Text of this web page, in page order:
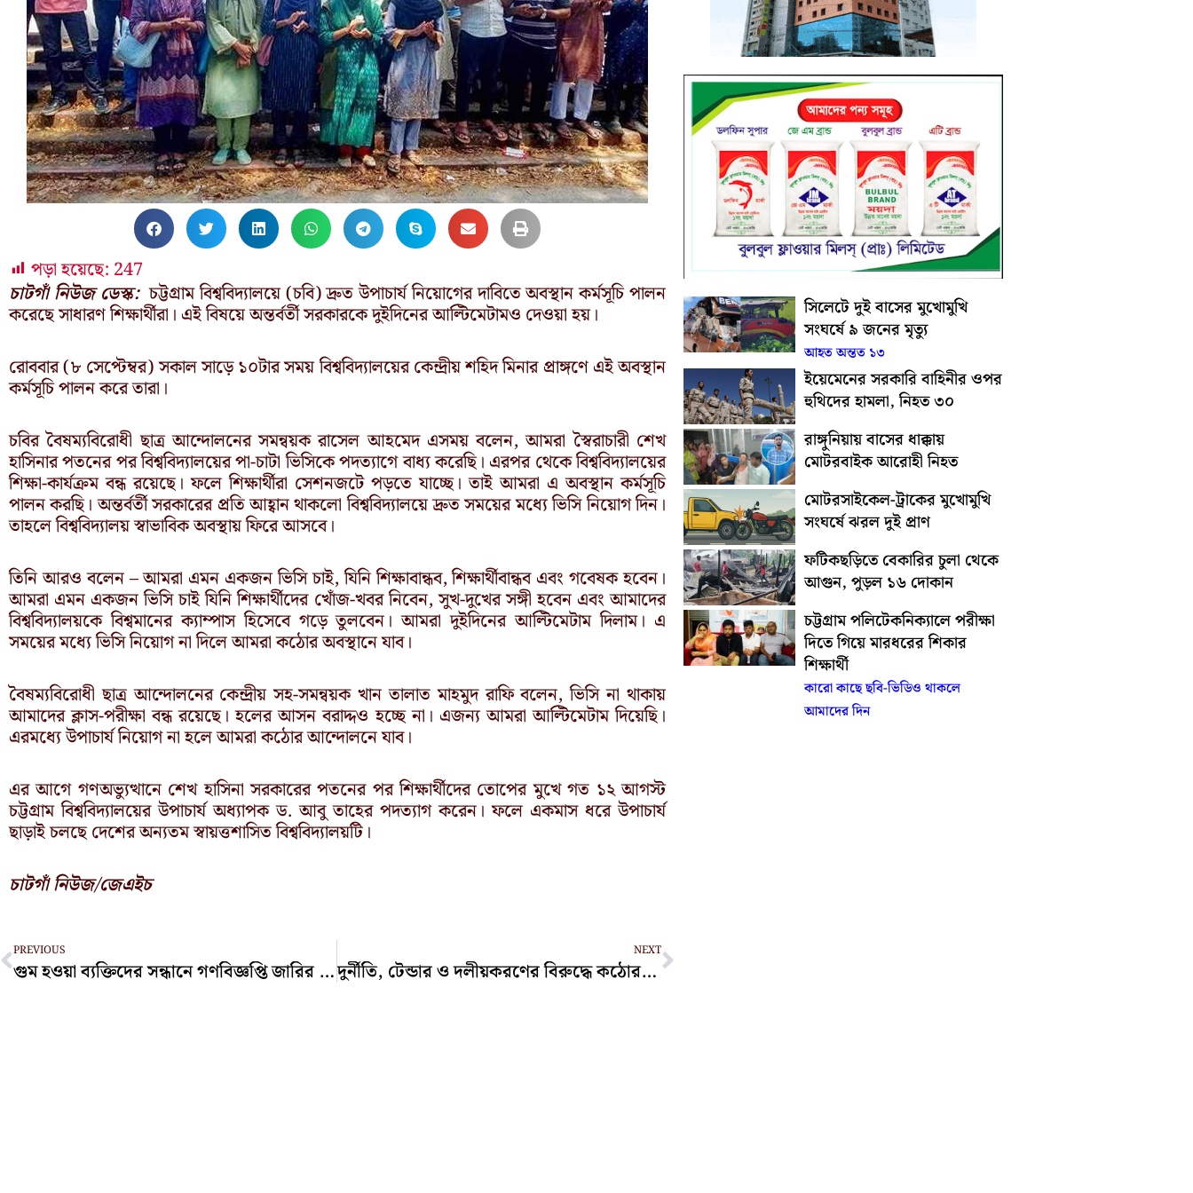
পড়া হয়েছে: 247
চাটগাঁ নিউজ ডেস্ক:চট্টগ্রাম বিশ্ববিদ্যালয়ে (চবি) দ্রুত উপাচার্য নিয়োগের দাবিতে অবস্থান কর্মসূচি পালন
করেছে সাধারণ শিক্ষার্থীরা। এই বিষয়ে অন্তর্বর্তী সরকারকে দুইদিনের আল্টিমেটামও দেওয়া হয়।
রোববার (৮ সেপ্টেম্বর) সকাল সাড়ে ১০টার সময় বিশ্ববিদ্যালয়ের কেন্দ্রীয় শহিদ মিনার প্রাঙ্গণে এই অবস্থান
কর্মসূচি পালন করে তারা।
চবির বৈষম্যবিরোধী ছাত্র আন্দোলনের সমন্বয়ক রাসেল আহমেদ এসময় বলেন, আমরা স্বৈরাচারী শেখ
হাসিনার পতনের পর বিশ্ববিদ্যালয়ের পা-চাটা ভিসিকে পদত্যাগে বাধ্য করেছি। এরপর থেকে বিশ্ববিদ্যালয়ের
শিক্ষা-কার্যক্রম বন্ধ রয়েছে। ফলে শিক্ষার্থীরা সেশনজটে পড়তে যাচ্ছে। তাই আমরা এ অবস্থান কর্মসূচি
পালন করছি। অন্তর্বর্তী সরকারের প্রতি আহ্বান থাকলো বিশ্ববিদ্যালয়ে দ্রুত সময়ের মধ্যে ভিসি নিয়োগ দিন।
তাহলে বিশ্ববিদ্যালয় স্বাভাবিক অবস্থায় ফিরে আসবে।
তিনি আরও বলেন – আমরা এমন একজন ভিসি চাই, যিনি শিক্ষাবান্ধব, শিক্ষার্থীবান্ধব এবং গবেষক হবেন।
আমরা এমন একজন ভিসি চাই যিনি শিক্ষার্থীদের খোঁজ-খবর নিবেন, সুখ-দুখের সঙ্গী হবেন এবং আমাদের
বিশ্ববিদ্যালয়কে বিশ্বমানের ক্যাম্পাস হিসেবে গড়ে তুলবেন। আমরা দুইদিনের আল্টিমেটাম দিলাম। এ
সময়ের মধ্যে ভিসি নিয়োগ না দিলে আমরা কঠোর অবস্থানে যাব।
বৈষম্যবিরোধী ছাত্র আন্দোলনের কেন্দ্রীয় সহ-সমন্বয়ক খান তালাত মাহমুদ রাফি বলেন, ভিসি না থাকায়
আমাদের ক্লাস-পরীক্ষা বন্ধ রয়েছে। হলের আসন বরাদ্দও হচ্ছে না। এজন্য আমরা আল্টিমেটাম দিয়েছি।
এরমধ্যে উপাচার্য নিয়োগ না হলে আমরা কঠোর আন্দোলনে যাব।
এর আগে গণঅভ্যুত্থানে শেখ হাসিনা সরকারের পতনের পর শিক্ষার্থীদের তোপের মুখে গত ১২ আগস্ট
চট্টগ্রাম বিশ্ববিদ্যালয়ের উপাচার্য অধ্যাপক ড. আবু তাহের পদত্যাগ করেন। ফলে একমাস ধরে উপাচার্য
ছাড়াই চলছে দেশের অন্যতম স্বায়ত্তশাসিত বিশ্ববিদ্যালয়টি।
চাটগাঁ নিউজ/জেএইচ
Prev
PREVIOUS
গুম হওয়া ব্যক্তিদের সন্ধানে গণবিজ্ঞপ্তি জারির সিদ্ধান্ত
NEXT
দুর্নীতি, টেন্ডার ও দলীয়করণের বিরুদ্ধে কঠোর হুঁশিয়ারি হাসনাত আবদুল্লাহ’র
Next
সিলেটে দুই বাসের মুখোমুখি
সংঘর্ষে ৯ জনের মৃত্যু
আহত অন্তত ১৩
ইয়েমেনের সরকারি বাহিনীর ওপর
হুথিদের হামলা, নিহত ৩০
রাঙ্গুনিয়ায় বাসের ধাক্কায়
মোটরবাইক আরোহী নিহত
মোটরসাইকেল-ট্রাকের মুখোমুখি
সংঘর্ষে ঝরল দুই প্রাণ
ফটিকছড়িতে বেকারির চুলা থেকে
আগুন, পুড়ল ১৬ দোকান
চট্টগ্রাম পলিটেকনিক্যালে পরীক্ষা
দিতে গিয়ে মারধরের শিকার
শিক্ষার্থী
কারো কাছে ছবি-ভিডিও থাকলে
আমাদের দিন